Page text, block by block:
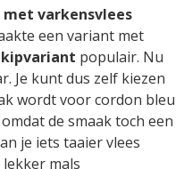
met varkensvlees
een variant met
kipvariant populair. Nu
Je kunt dus zelf kiezen
wordt voor cordon bleu
de smaak toch een
je iets taaier vlees
mals